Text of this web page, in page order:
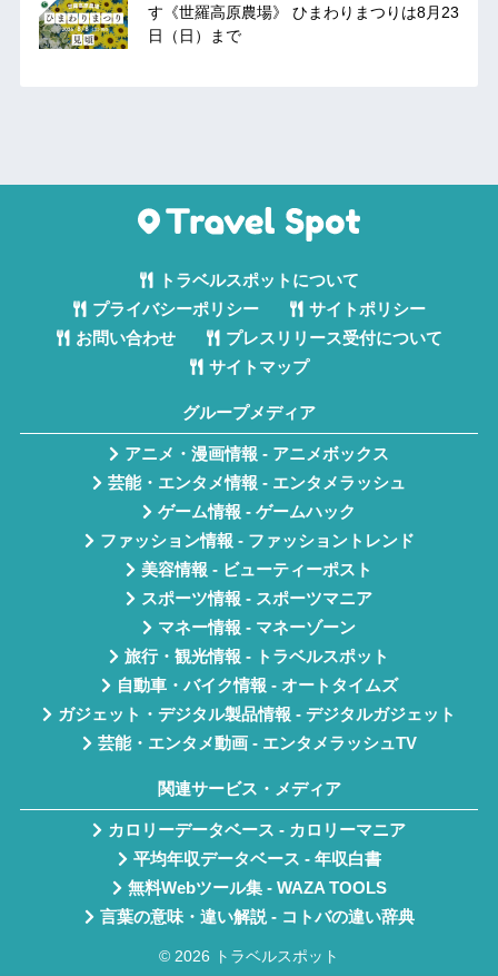
す《世羅高原農場》 ひまわりまつりは8月23
日（日）まで
トラベルスポットについて
プライバシーポリシー
サイトポリシー
お問い合わせ
プレスリリース受付について
サイトマップ
グループメディア
アニメ・漫画情報 - アニメボックス
芸能・エンタメ情報 - エンタメラッシュ
ゲーム情報 - ゲームハック
ファッション情報 - ファッショントレンド
美容情報 - ビューティーポスト
スポーツ情報 - スポーツマニア
マネー情報 - マネーゾーン
旅行・観光情報 - トラベルスポット
自動車・バイク情報 - オートタイムズ
ガジェット・デジタル製品情報 - デジタルガジェット
芸能・エンタメ動画 - エンタメラッシュTV
関連サービス・メディア
カロリーデータベース - カロリーマニア
平均年収データベース - 年収白書
無料Webツール集 - WAZA TOOLS
言葉の意味・違い解説 - コトバの違い辞典
© 2026 トラベルスポット